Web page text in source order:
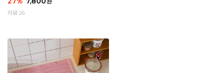
리뷰 26